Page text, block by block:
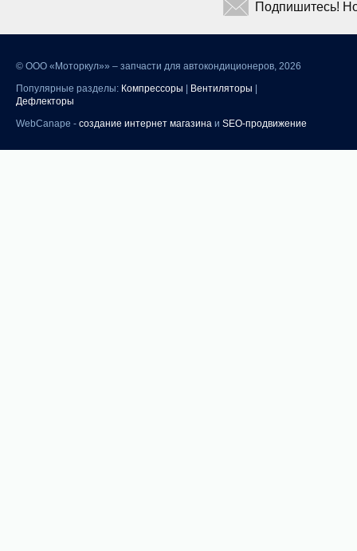
© ООО «Моторкул»» – запчасти для автокондиционеров, 2026
Популярные разделы: Компрессоры Вентиляторы
Дефлекторы
WebCanape - создание интернет магазина и SEO-продвижение
Подпишитесь!